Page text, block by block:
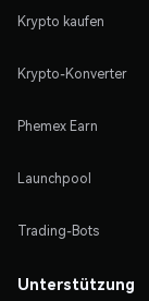
Krypto kaufen
Krypto-Konverter
Phemex Earn
Launchpool
Trading-Bots
Unterstützung